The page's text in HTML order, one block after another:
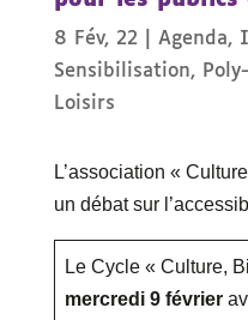
8 Fév, 22| Agenda,
Sensibilisation,
Loisirs
L’association «
un débat sur
Le Cycle « Culture,
mercredi 9 février